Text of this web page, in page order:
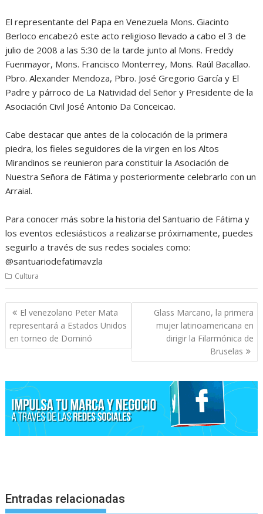
El representante del Papa en Venezuela Mons. Giacinto
Berloco encabezó este acto religioso llevado a cabo el 3 de
julio de 2008 a las 5:30 de la tarde junto al Mons. Freddy
Fuenmayor, Mons. Francisco Monterrey, Mons. Raúl Bacallao.
Pbro. Alexander Mendoza, Pbro. José Gregorio García y El
Padre y párroco de La Natividad del Señor y Presidente de la
Asociación Civil José Antonio Da Conceicao.
Cabe destacar que antes de la colocación de la primera
piedra, los fieles seguidores de la virgen en los Altos
Mirandinos se reunieron para constituir la Asociación de
Nuestra Señora de Fátima y posteriormente celebrarlo con un
Arraial.
Para conocer más sobre la historia del Santuario de Fátima y
los eventos eclesiásticos a realizarse próximamente, puedes
seguirlo a través de sus redes sociales como:
@santuariodefatimavzla
Cultura
Navegación
de
entradas
El venezolano Peter Mata
representará a Estados Unidos
en torneo de Dominó
Glass Marcano, la primera
mujer latinoamericana en
dirigir la Filarmónica de
Bruselas
Entradas relacionadas